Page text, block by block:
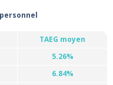
TAEG moyen
5.26%
6.84%